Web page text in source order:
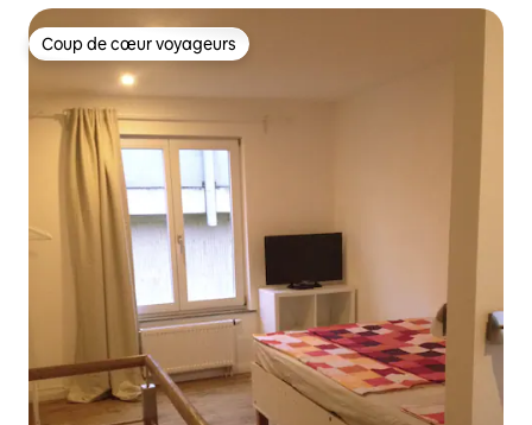
Coup de cœur voyageurs
Coup de cœur voyageurs